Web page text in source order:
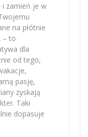
i zamień je w
na płótnie
– to
dla
od tego,
pasję,
zyskają
Taki
dopasuje